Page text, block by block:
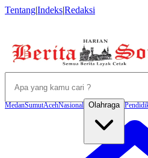
Tentang|Indeks|Redaksi
MedanSumutAcehNasional Olahraga